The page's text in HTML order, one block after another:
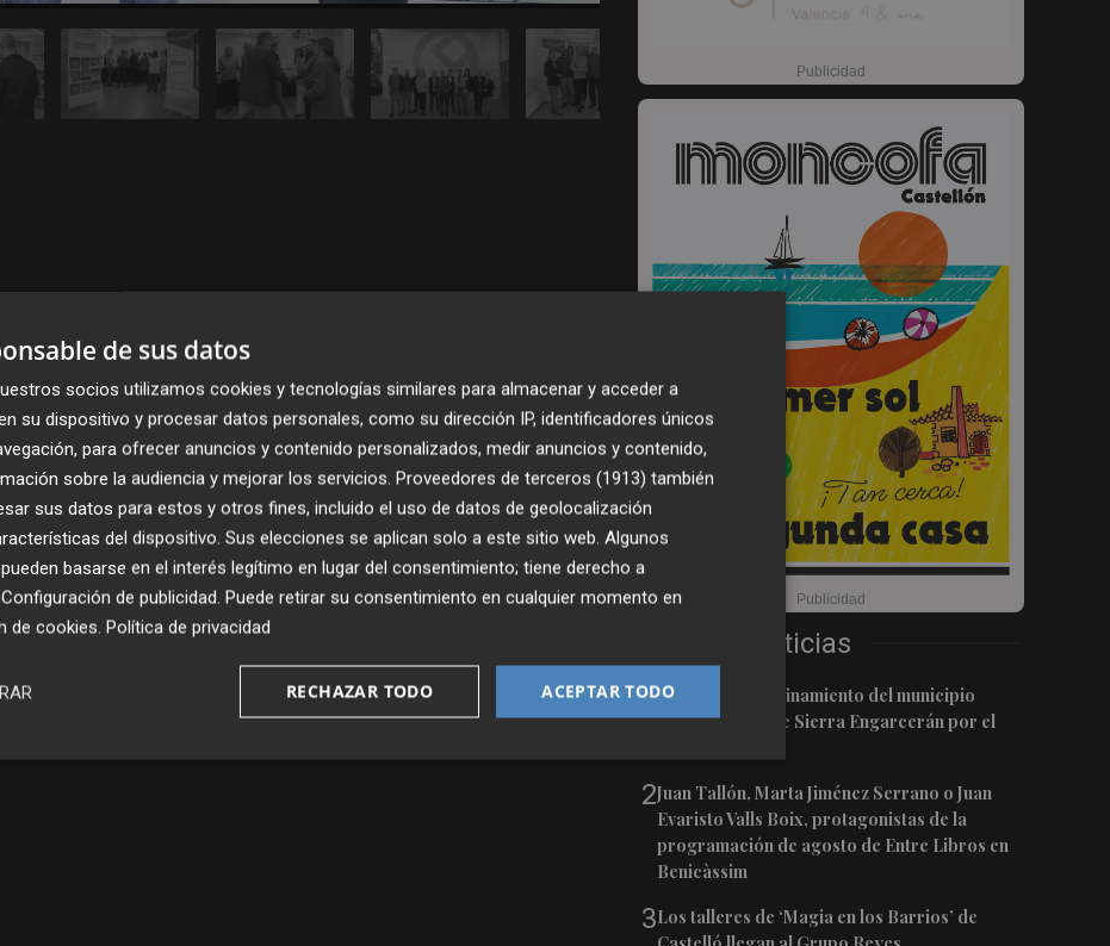
Últimas Noticias
1Levantan el confinamiento del municipio
castellonense de Sierra Engarcerán por el
2Juan Tallón, Marta Jiménez Serrano o Juan
Evaristo Valls Boix, protagonistas de la
programación de agosto de Entre Libros en
Benicàssim
3Los talleres de ‘Magia en los Barrios’ de
Publicado: 03/12/2025 ·06:00
Actualizado: 03/12/2025 · 09:29
de sus datos
socios utilizamos cookies y tecnologías similares para almacenar y acceder a
su dispositivo y procesar datos personales, como su dirección IP, identificadores únicos
para ofrecer anuncios y contenido personalizados, medir anuncios y contenido,
sobre la audiencia y mejorar los servicios. Proveedores de terceros (1913) también
sus datos para estos y otros fines, incluido el uso de datos de geolocalización
del dispositivo. Sus elecciones se aplican solo a este sitio web. Algunos
basarse en el interés legítimo en lugar del consentimiento; tiene derecho a
Configuración de publicidad. Puede retirar su consentimiento en cualquier momento en
de cookies. Política de privacidad
ACEPTAR TODO
RECHAZAR TODO